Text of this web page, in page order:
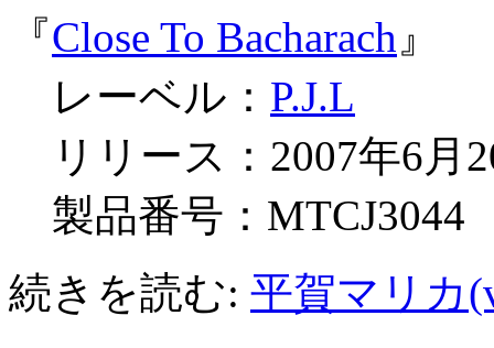
『Close To Bacharach 』
レーベル： P.J.L
リリース：2007年6月
製品番号：MTCJ3044
続きを読む: 平賀マリカ